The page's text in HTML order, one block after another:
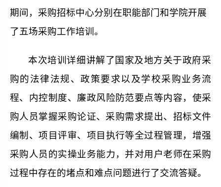
期间， 采购招标中心分别 在职能部门和学院开展
了五场采购工作培训。
本次培训详细讲解了国家及地方关于政府采
购的法律法规、政策要求以及学校采购业务流
程、内控制度、 廉政风险防范要点等内容，使采
购人员掌握采购论证、采购需求提出、招标文件
编制、项目评审、 项目 执行等全过程管理，增强
采购人员的实操业务能力 ， 并对用户老师在采购
过程中存在的堵点和难点问题进行了交流答疑。